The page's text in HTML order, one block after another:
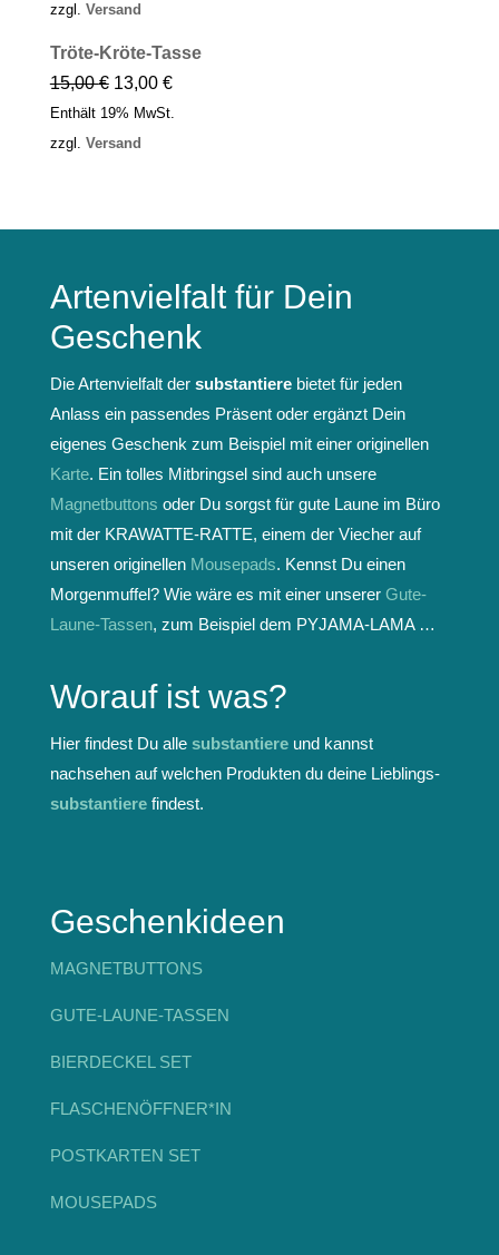
zzgl. Versand
Tröte-Kröte-Tasse
15,00€ 13,00 €
Enthält 19% MwSt.
zzgl. Versand
Artenvielfalt für Dein
Geschenk
Die Artenvielfalt der substantierebietet für jeden
Anlass ein passendes Präsent oder ergänzt Dein
eigenes Geschenk zum Beispiel mit einer originellen
Karte. Ein tolles Mitbringsel sind auch unsere
Magnetbuttons oder Du sorgst für gute Laune im Büro
mit der KRAWATTE-RATTE, einem der Viecher auf
unseren originellen Mousepads. Kennst Du einen
Morgenmuffel? Wie wäre es mit einer unserer Gute-
Laune-Tassen, zum Beispiel dem PYJAMA-LAMA …
Worauf ist was?
Hier findest Du alle substantiereund kannst
nachsehen auf welchen Produkten du deine Lieblings-
substantierefindest.
Geschenkideen
MAGNETBUTTONS
GUTE-LAUNE-TASSEN
BIERDECKEL SET
FLASCHENÖFFNER*IN
POSTKARTEN SET
MOUSEPADS